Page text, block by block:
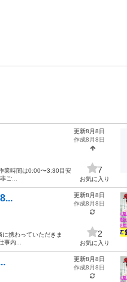
業時間は0:00〜3:30目安
ご...
更新8月8日
作成8月8日
7
お気に入り
携わっていただきま
事内...
更新8月8日
作成8月8日
2
お気に入り
更新8月8日
作成8月8日